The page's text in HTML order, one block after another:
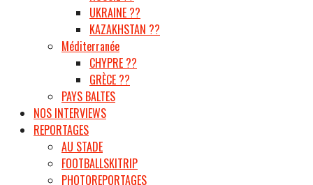
UKRAINE ??
KAZAKHSTAN ??
Méditerranée
CHYPRE ??
GRÈCE ??
PAYS BALTES
NOS INTERVIEWS
REPORTAGES
AU STADE
FOOTBALLSKITRIP
PHOTOREPORTAGES